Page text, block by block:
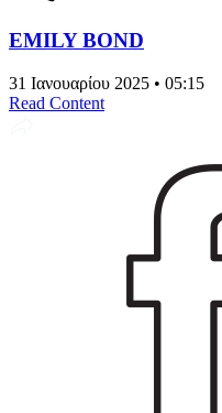
EMILY BOND
31 Ιανουαρίου 2025 • 05:15
Read Content